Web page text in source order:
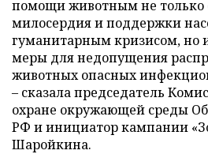
помощи животным не только
милосердия и поддержки
гуманитарным кризисом, но
меры для недопущения
животных опасных
– сказала председатель
охране окружающей среды
РФ и инициатор кампании
Шаройкина.